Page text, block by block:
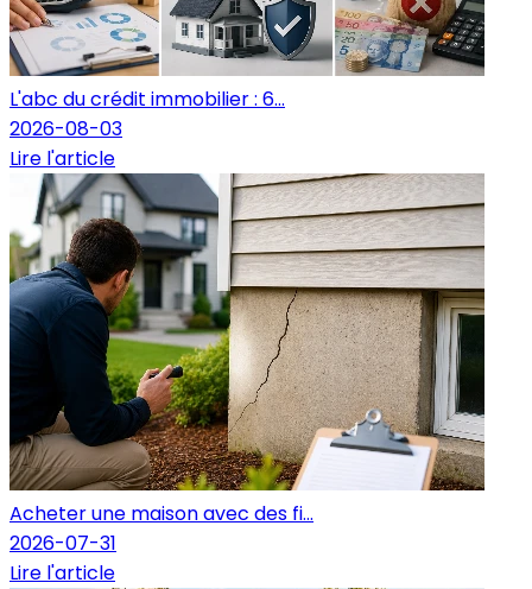
L'abc du crédit immobilier : 6...
2026-08-03
Lire l'article
Acheter une maison avec des fi...
2026-07-31
Lire l'article